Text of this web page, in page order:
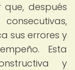
después
sus errores y
Esta
y